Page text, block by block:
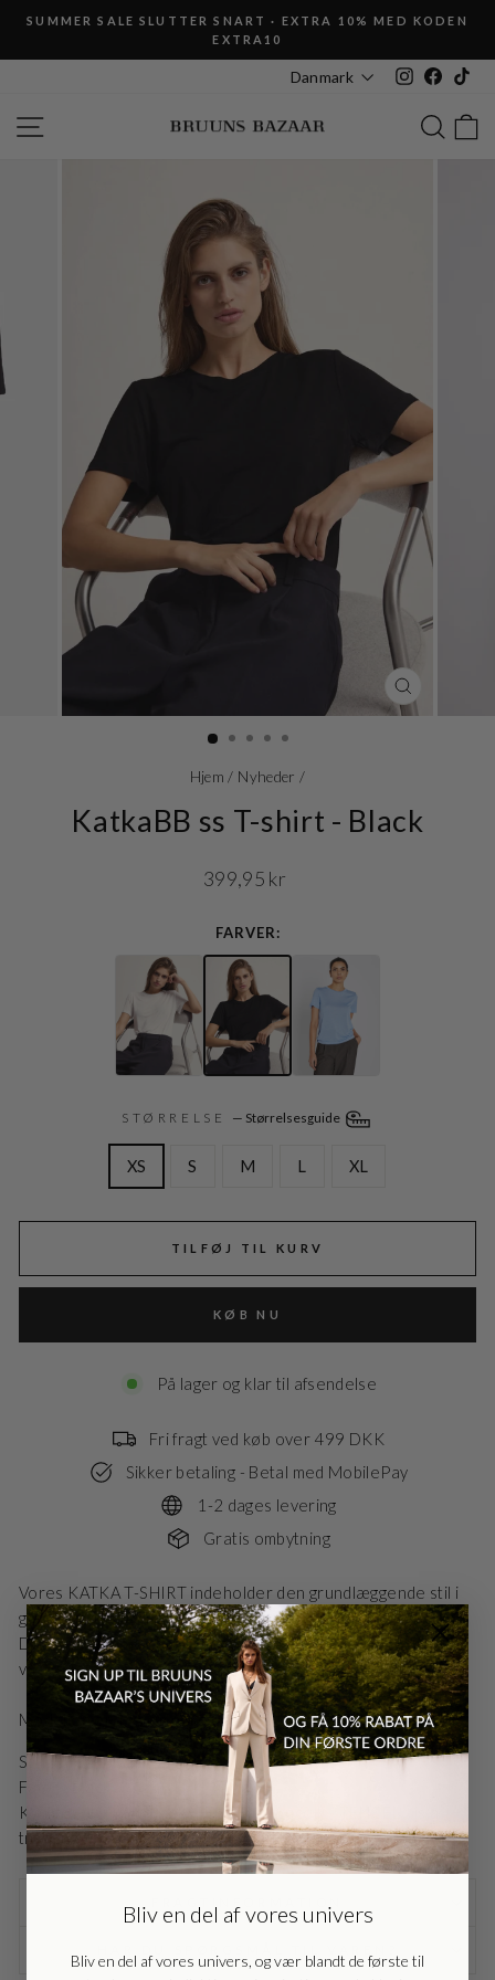
indhold
Pause
slideshow
SUMMER SALE SLUTTER SNART · EXTRA 10% MED KODEN
EXTRA10
Danmark Instagram
SIDE NAVIGATION SØG
Danmark - DK
EU - EUEUR
Nederlands - NL
LUK
(ESC)
Hjem / Nyheder /
KatkaBB ss T-shirt - Black
Normalpris
399,95 kr
FARVER:
STØRRELSE — Størrelsesguide
XS S M L XL
TILFØJ TIL KURV
KØB NU
På lager og klar til afsendelse
Fri fragt ved køb over 499 DKK
Sikker betaling - Betal med MobilePay
1-2 dages levering
Gratis ombytning
Vores KATKA T-SHIRT indeholder den grundlæggende stil i
garderobehylden.
Den er produceret i blød og høj kvalitet der tåler almindelig
vask uden at miste pasform og følelse.
Modellen er 175cm høj og iført str. 36/S
Style nr.: BBW1072N
Farve: Black
Kvalitet: 100% Lyocell (TENCEL™ Lyocell) - TENCEL™ is a
trademark of Lenzing AG
Bliv en del af vores univers
Bliv en del af vores univers, og vær blandt de første til